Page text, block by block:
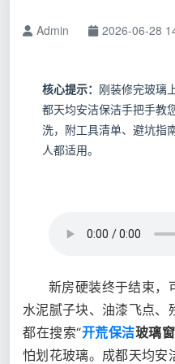
Admin 2026-06-28
核心提示： 刚装修完玻璃
都天均安洁保洁手把手教
洗，附工具清单、避坑指
人都适用。
新房硬装终于结束
水泥腻子块、油漆飞点、
都在搜索“开荒保洁玻璃
怕划花玻璃。成都天均安